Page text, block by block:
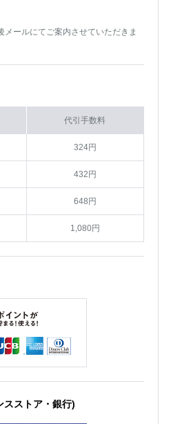
メールにてご案内させていただきま
代引手数料
324円
432円
648円
1,080円
スストア・銀行)